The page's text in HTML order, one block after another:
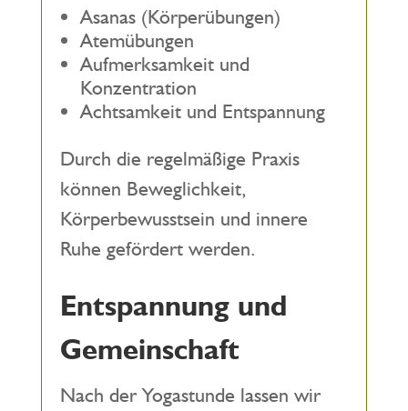
Asanas (Körperübungen)
Atemübungen
Aufmerksamkeit und
Konzentration
Achtsamkeit und Entspannung
Durch die regelmäßige Praxis
können Beweglichkeit,
Körperbewusstsein und innere
Ruhe gefördert werden.
Entspannung und
Gemeinschaft
Nach der Yogastunde lassen wir